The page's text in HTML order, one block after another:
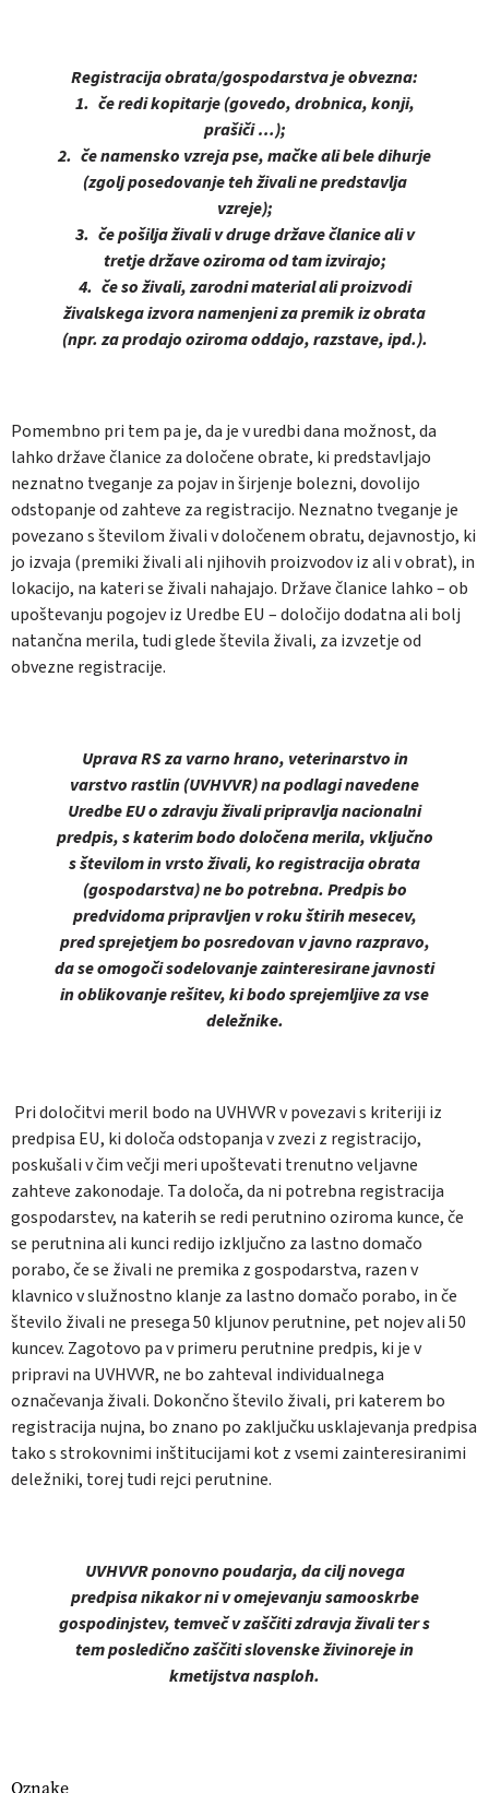
Registracija obrata/gospodarstva je obvezna:
1. če redi kopitarje (govedo, drobnica, konji,
prašiči …);
2. če namensko vzreja pse, mačke ali bele dihurje
(zgolj posedovanje teh živali ne predstavlja
vzreje);
3. če pošilja živali v druge države članice ali v
tretje države oziroma od tam izvirajo;
4. če so živali, zarodni material ali proizvodi
živalskega izvora namenjeni za premik iz obrata
(npr. za prodajo oziroma oddajo, razstave, ipd.).
Pomembno pri tem pa je, da je v uredbi dana možnost, da
lahko države članice za določene obrate, ki predstavljajo
neznatno tveganje za pojav in širjenje bolezni, dovolijo
odstopanje od zahteve za registracijo. Neznatno tveganje je
povezano s številom živali v določenem obratu, dejavnostjo, ki
jo izvaja (premiki živali ali njihovih proizvodov iz ali v obrat), in
lokacijo, na kateri se živali nahajajo. Države članice lahko – ob
upoštevanju pogojev iz Uredbe EU – določijo dodatna ali bolj
natančna merila, tudi glede števila živali, za izvzetje od
obvezne registracije.
Uprava RS za varno hrano, veterinarstvo in
varstvo rastlin (UVHVVR) na podlagi navedene
Uredbe EU o zdravju živali pripravlja nacionalni
predpis, s katerim bodo določena merila, vključno
s številom in vrsto živali, ko registracija obrata
(gospodarstva) ne bo potrebna. Predpis bo
predvidoma pripravljen v roku štirih mesecev,
pred sprejetjem bo posredovan v javno razpravo,
da se omogoči sodelovanje zainteresirane javnosti
in oblikovanje rešitev, ki bodo sprejemljive za vse
deležnike.
Pri določitvi meril bodo na UVHVVR v povezavi s kriteriji iz
predpisa EU, ki določa odstopanja v zvezi z registracijo,
poskušali v čim večji meri upoštevati trenutno veljavne
zahteve zakonodaje. Ta določa, da ni potrebna registracija
gospodarstev, na katerih se redi perutnino oziroma kunce, če
se perutnina ali kunci redijo izključno za lastno domačo
porabo, če se živali ne premika z gospodarstva, razen v
klavnico v služnostno klanje za lastno domačo porabo, in če
število živali ne presega 50 kljunov perutnine, pet nojev ali 50
kuncev. Zagotovo pa v primeru perutnine predpis, ki je v
pripravi na UVHVVR, ne bo zahteval individualnega
označevanja živali. Dokončno število živali, pri katerem bo
registracija nujna, bo znano po zaključku usklajevanja predpisa
tako s strokovnimi inštitucijami kot z vsemi zainteresiranimi
deležniki, torej tudi rejci perutnine.
UVHVVR ponovno poudarja, da cilj novega
predpisa nikakor ni v omejevanju samooskrbe
gospodinjstev, temveč v zaščiti zdravja živali ter s
tem posledično zaščiti slovenske živinoreje in
kmetijstva nasploh.
Oznake